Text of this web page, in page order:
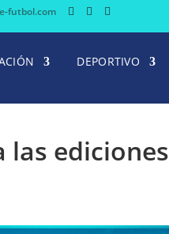
futbol.com
DEPORTIVO
las ediciones